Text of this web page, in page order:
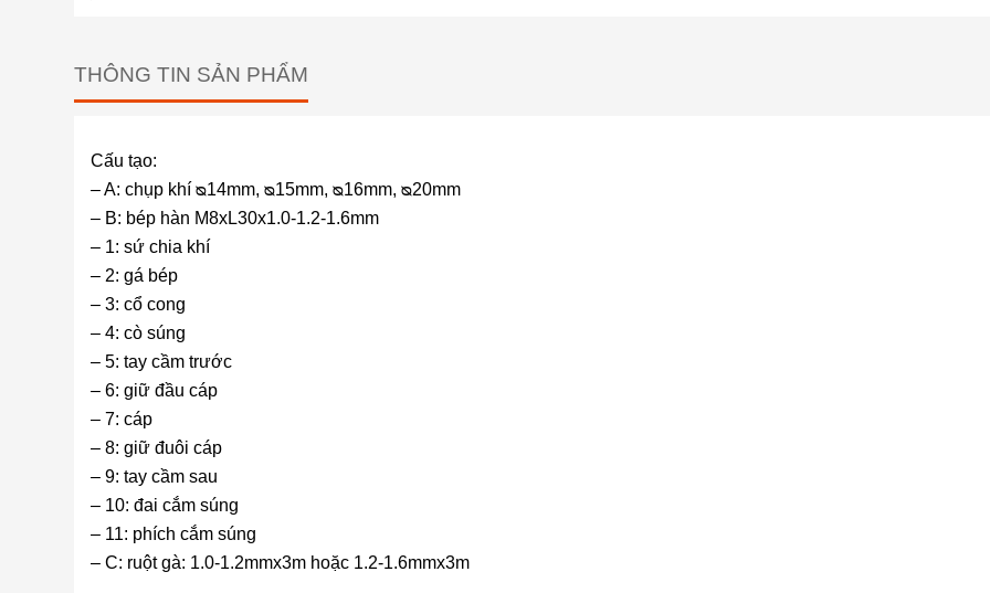
THÔNG TIN SẢN PHẨM
Cấu tạo:
– A: chụp khí ᴓ14mm, ᴓ15mm, ᴓ16mm, ᴓ20mm
– B: bép hàn M8xL30x1.0-1.2-1.6mm
– 1: sứ chia khí
– 2: gá bép
– 3: cổ cong
– 4: cò súng
– 5: tay cầm trước
– 6: giữ đầu cáp
– 7: cáp
– 8: giữ đuôi cáp
– 9: tay cầm sau
– 10: đai cắm súng
– 11: phích cắm súng
– C: ruột gà: 1.0-1.2mmx3m hoặc 1.2-1.6mmx3m